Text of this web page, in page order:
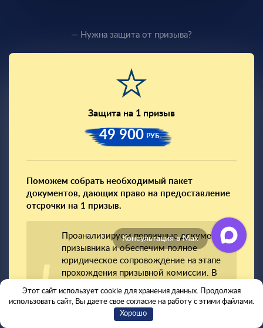
— Нужна защита от призыва?
Защита на 1 призыв
49 900 РУБ.
Поможем собрать необходимый пакет
документов, дающих право на предоставление
отсрочки на 1 призыв.
Проанализируем первичные документы
призывника и обеспечим полное
юридическое сопровождение на этапе
прохождения призывной комиссии. В
поможем оспорить его в судебном
порядке согласно п.7 ст. 28 ФЗ «О
воинской обязанности и военной
Консультация в Max
Этот сайт использует cookie для хранения данных. Продолжая
использовать сайт, Вы даете свое согласие на работу с этими файлами.
Хорошо